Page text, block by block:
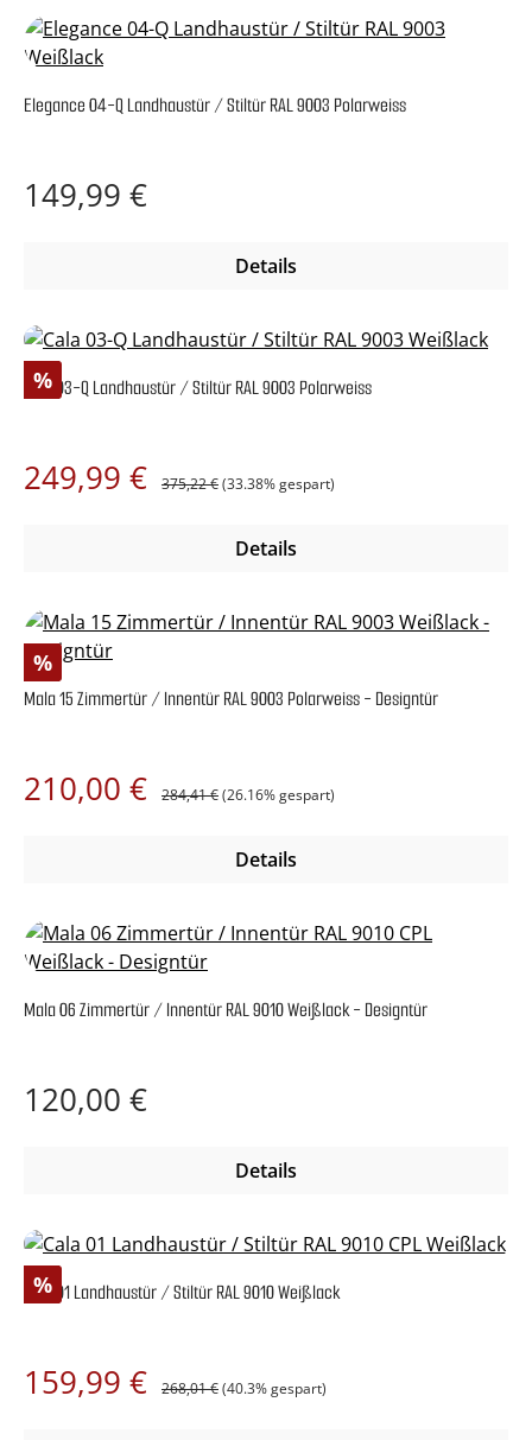
Elegance 04-Q Landhaustür / Stiltür RAL 9003 Polarweiss
Regulärer Preis:
149,99 €
Details
Rabatt
%
Cala 03-Q Landhaustür / Stiltür RAL 9003 Polarweiss
Verkaufspreis:
249,99 €
375,22 €(33.38% gespart)
Details
Rabatt
%
Mala 15 Zimmertür / Innentür RAL 9003 Polarweiss - Designtür
Verkaufspreis:
210,00 €
284,41 €(26.16% gespart)
Details
Mala 06 Zimmertür / Innentür RAL 9010 Weißlack - Designtür
Regulärer Preis:
120,00 €
Details
Rabatt
%
Cala 01 Landhaustür / Stiltür RAL 9010 Weißlack
Verkaufspreis:
159,99 €
268,01 €(40.3% gespart)